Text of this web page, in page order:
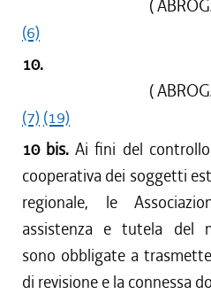
(
(6)
10.
(
(7) (19)
10 bis.Ai fini del
cooperativa dei soggetti
regionale, le
assistenza e tutela del
sono obbligate a
di revisione e la connessa